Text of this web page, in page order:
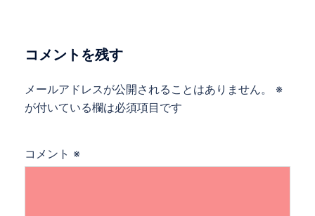
ョコメントを残す
メールアドレスが公開されることはありません。
※
が付いている欄は必須項目です
コメント ※